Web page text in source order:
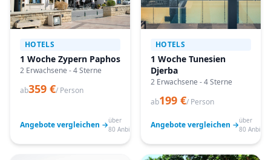
HOTELS
1 Woche Zypern Paphos
2 Erwachsene - 4 Sterne
ab359 €/ Person
Angebote vergleichen →über
80 Anbieter
HOTELS
1 Woche Tunesien
Djerba
2 Erwachsene - 4 Sterne
ab199 €/ Person
Angebote vergleichen →über
80